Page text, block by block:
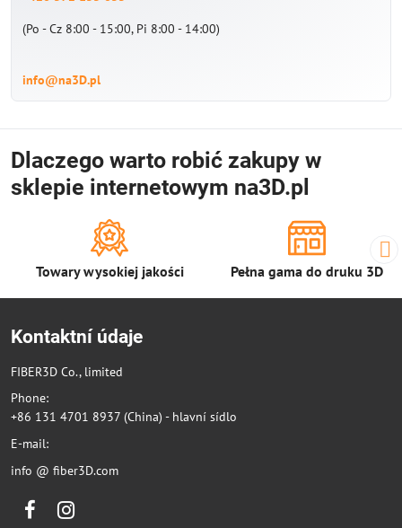
(Po - Cz 8:00 - 15:00, Pi 8:00 - 14:00)
info@na3D.pl
Dlaczego warto robić zakupy w
sklepie internetowym na3D.pl
Towary wysokiej jakości Pełna gama do druku 3D
Kontaktní údaje
FIBER3D Co., limited
Phone:
+86 131 4701 8937 (China) - hlavní sídlo
E-mail:
info @ fiber3D.com
FacebookInstagram